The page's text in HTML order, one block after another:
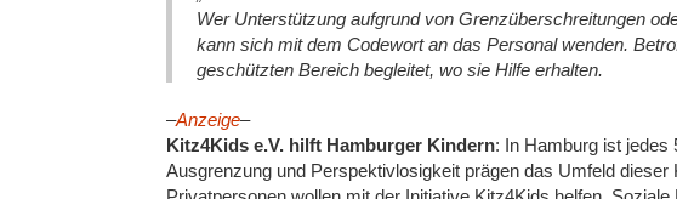
Wer Unterstützung aufgrund von Grenzüberschreitungen
kann sich mit dem Codewort an das Personal wenden.
geschützten Bereich begleitet, wo sie Hilfe erhalten.
–Anzeige–
Kitz4Kids e.V. hilft Hamburger Kindern: In Hamburg ist jedes
Ausgrenzung und Perspektivlosigkeit prägen das Umfeld